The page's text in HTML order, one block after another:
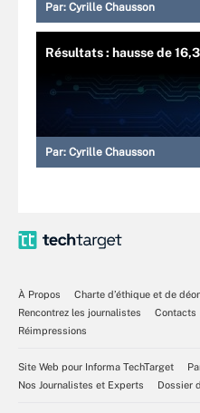
Par: Cyrille Chausson
Résultats : hausse de
Par: Cyrille Chausson
À Propos
Charte d’éthique et de
Rencontrez les journalistes
Contacts
Réimpressions
Site Web pour Informa TechTarget
Nos Journalistes et Experts
Dossier